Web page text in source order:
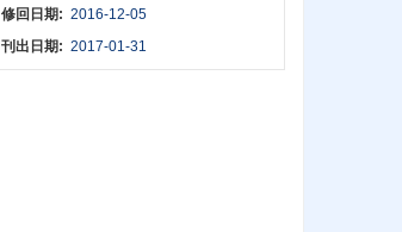
修回日期: 2016-12-05
刊出日期: 2017-01-31